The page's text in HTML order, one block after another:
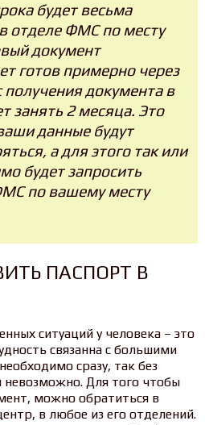
будет весьма
отделе ФМС по месту
документ
готов примерно через
получения документа в
2 месяца. Это
данные будут
а для этого так или
будет запросить
по вашему месту
ПАСПОРТ В
ситуаций у человека – это
связанна с большими
сразу, так без
невозможно. Для того чтобы
можно обратиться в
в любое из его отделений.